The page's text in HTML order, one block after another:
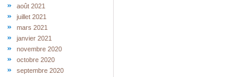
août 2021
juillet 2021
mars 2021
janvier 2021
novembre 2020
octobre 2020
septembre 2020